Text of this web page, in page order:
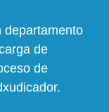
departamento
de
de